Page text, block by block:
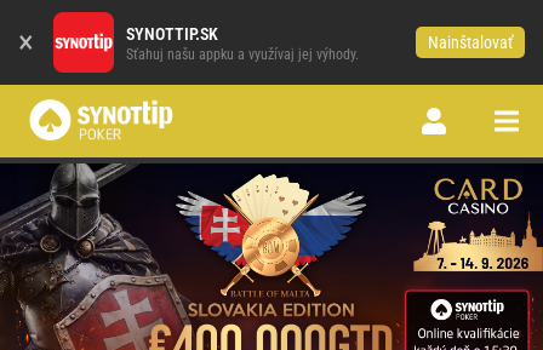
× SYNOTTIP.SK
Sťahuj našu appku a využívaj jej výhody.
Nainštalovať